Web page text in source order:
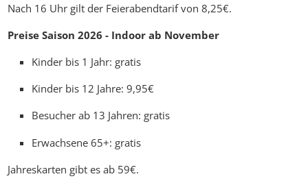
Nach 16 Uhr gilt der Feierabendtarif von 8,25€.
Preise Saison 2026 - Indoor ab November
Kinder bis 1 Jahr: gratis
Kinder bis 12 Jahre: 9,95€
Besucher ab 13 Jahren: gratis
Erwachsene 65+: gratis
Jahreskarten gibt es ab 59€.